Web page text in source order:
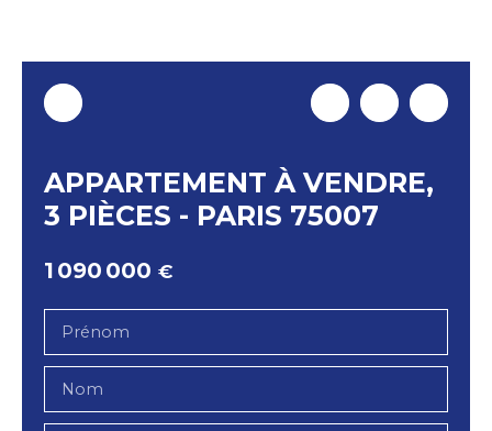
APPARTEMENT À VENDRE,
3 PIÈCES - PARIS 75007
1 090 000 €
Prénom
Nom